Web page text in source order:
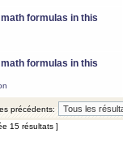
formulas in this
formulas in this
précédents:
15 résultats ]